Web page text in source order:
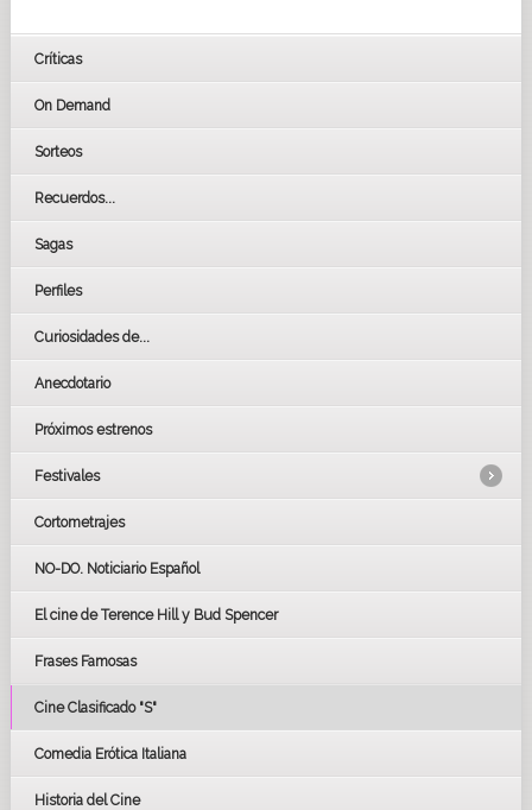
Críticas
On Demand
Sorteos
Recuerdos...
Sagas
Perfiles
Curiosidades de...
Anecdotario
Próximos estrenos
Festivales
LOS OSCARS
GOYAS
BAFTA
FESTIVAL DE HUELVA 2019
FESTIVAL DE CINE DE SEVILLA 2019
Cortometrajes
NO-DO. Noticiario Español
El cine de Terence Hill y Bud Spencer
Frases Famosas
Cine Clasificado "S"
Comedia Erótica Italiana
Historia del Cine